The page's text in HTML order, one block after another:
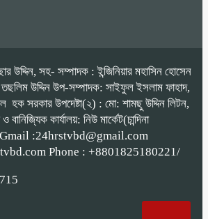
সহ- সম্পাদক : ইন্জিনিয়ার মহাসিন হোসেন
তছলিম উদ্দিন উপ-সম্পাদক: সাইফুল ইসলাম ফাহাদ,
হক সরকার উপদেষ্টা(২) : মো: শামছু উদ্দিন লিটন,
বানিজ্যিক কার্যালয়: নিউ মার্কেট(চান্দিনা
Gmail :24hrstvbd@gmail.com
Phone : +8801825180221/